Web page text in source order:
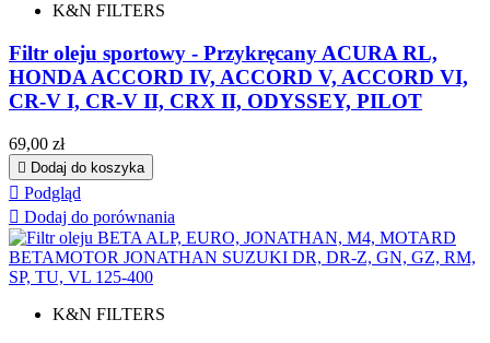
K&N FILTERS
Filtr oleju sportowy - Przykręcany ACURA RL,
HONDA ACCORD IV, ACCORD V, ACCORD VI,
CR-V I, CR-V II, CRX II, ODYSSEY, PILOT
Cena
69,00 zł
 Dodaj do koszyka
 Podgląd
 Dodaj do porównania
K&N FILTERS